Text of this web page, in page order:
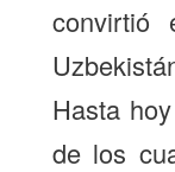
convirtió
Hasta
de los